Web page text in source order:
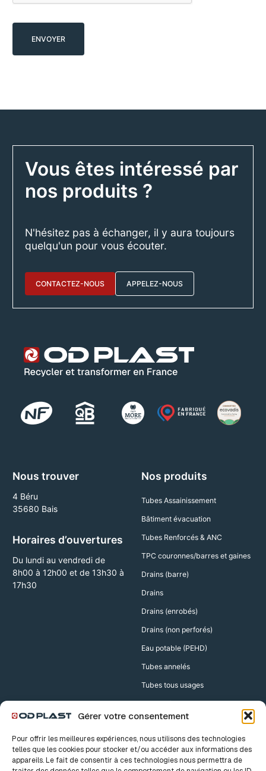
Gérer votre consentement
Pour offrir les meilleures expériences, nous utilisons des technologies
telles que les cookies pour stocker et/ou accéder aux informations des
appareils. Le fait de consentir à ces technologies nous permettra de
h
Vous êtes intéressé par
nos produits ?
N'hésitez pas à échanger, il y aura toujours
quelqu'un pour vous écouter.
CONTACTEZ-NOUS APPELEZ-NOUS
Nous trouver
4 Béru
35680 Bais
Horaires d’ouvertures
Du lundi au vendredi de
8h00 à 12h00 et de 13h30 à
17h30
Nos produits
Tubes Assainissement
Bâtiment évacuation
Tubes Renforcés & ANC
TPC couronnes/barres et gaines
Drains (barre)
Drains
Drains (enrobés)
Drains (non perforés)
Eau potable (PEHD)
Tubes annelés
Tubes tous usages
Accessoires
Accessoires Drains
Accessoires TPC